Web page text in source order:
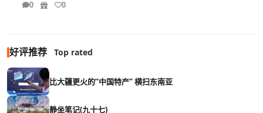
0 0
好评推荐 Top rated
比大疆更火的“中国特产” 横扫东南亚
静坐笔记(九十七)